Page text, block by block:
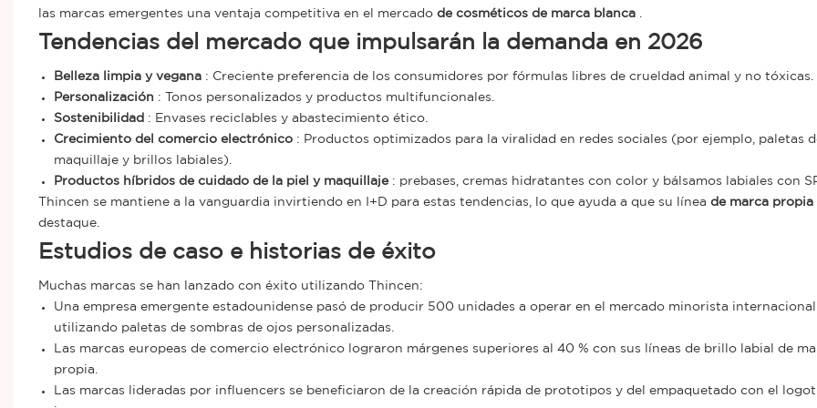
las marcas emergentes una ventaja competitiva en el mercado de cosméticos de marca blanca.
Tendencias del mercado que impulsarán la demanda en 2026
Belleza limpia y vegana: Creciente preferencia de los consumidores por fórmulas libres de crueldad animal y no tóxicas.
Personalización : Tonos personalizados y productos multifuncionales.
Sostenibilidad : Envases reciclables y abastecimiento ético.
Crecimiento del comercio electrónico: Productos optimizados para la viralidad en redes sociales (por ejemplo, paletas
maquillaje y brillos labiales).
Productos híbridos de cuidado de la piel y maquillaje: prebases, cremas hidratantes con color y bálsamos labiales con
Thincen se mantiene a la vanguardia invirtiendo en I+D para estas tendencias, lo que ayuda a que su línea de marca propia
destaque.
Estudios de caso e historias de éxito
Muchas marcas se han lanzado con éxito utilizando Thincen:
Una empresa emergente estadounidense pasó de producir 500 unidades a operar en el mercado minorista internacional
utilizando paletas de sombras de ojos personalizadas.
Las marcas europeas de comercio electrónico lograron márgenes superiores al 40 % con sus líneas de brillo labial de
propia.
Las marcas lideradas por influencers se beneficiaron de la creación rápida de prototipos y del empaquetado con el